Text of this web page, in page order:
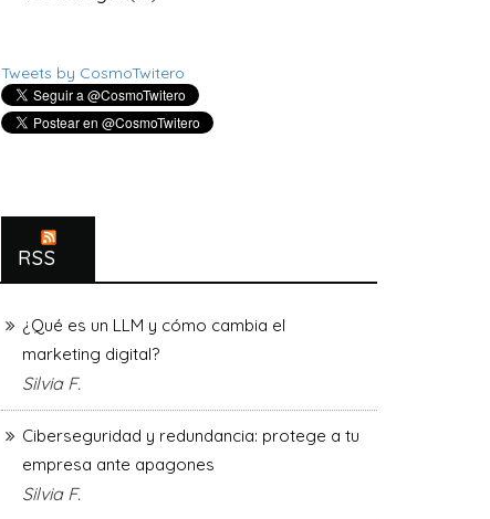
Tweets by CosmoTwitero
RSS
¿Qué es un LLM y cómo cambia el
marketing digital?
Silvia F.
Ciberseguridad y redundancia: protege a tu
empresa ante apagones
Silvia F.